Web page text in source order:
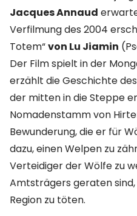
Jacques Annaud
Verfilmung des 2004
Totem“von Lu Jiamin
Der Film spielt in der
erzählt die Geschichte
der mitten in die Steppe
Nomadenstamm von
Bewunderung, die er für
dazu, einen Welpen zu
Verteidiger der Wölfe zu
Amtsträgers geraten
Region zu töten.